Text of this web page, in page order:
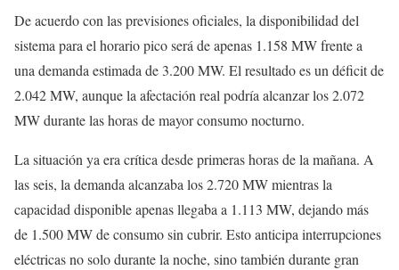
De acuerdo con las previsiones oficiales, la disponibilidad del
sistema para el horario pico será de apenas 1.158 MW frente a
una demanda estimada de 3.200 MW. El resultado es un déficit de
2.042 MW, aunque la afectación real podría alcanzar los 2.072
MW durante las horas de mayor consumo nocturno.
La situación ya era crítica desde primeras horas de la mañana. A
las seis, la demanda alcanzaba los 2.720 MW mientras la
capacidad disponible apenas llegaba a 1.113 MW, dejando más
de 1.500 MW de consumo sin cubrir. Esto anticipa interrupciones
eléctricas no solo durante la noche, sino también durante gran